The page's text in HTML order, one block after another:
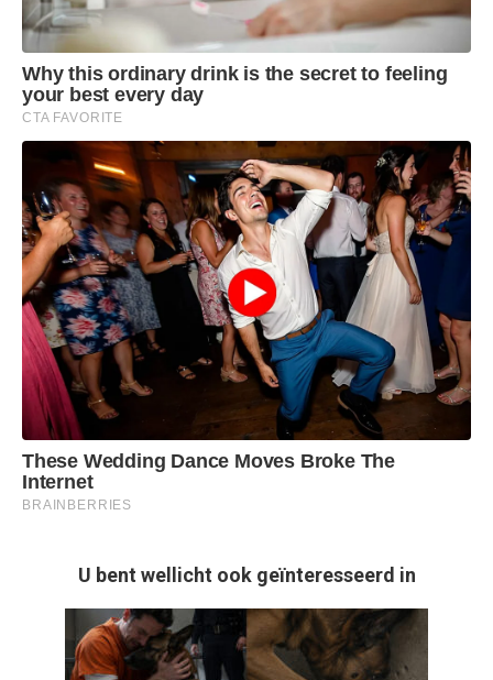
U bent wellicht ook geïnteresseerd in